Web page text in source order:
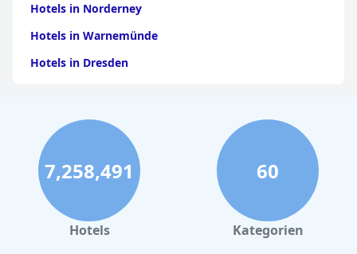
Hotels in Norderney
Hotels in Warnemünde
Hotels in Dresden
Hotels in Stuttgart
Hotels in Leipzig
Hotels in Bamberg
Hotels in Nürnberg
Hotels in Büsum
7,258,491
Hotels
60
Kategorien